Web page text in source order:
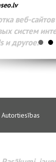
веб-сайтов
систем
другое.
Autortiesības